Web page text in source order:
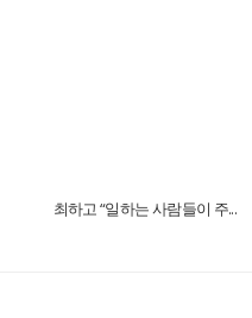
최하고 “일하는 사람들이 주...